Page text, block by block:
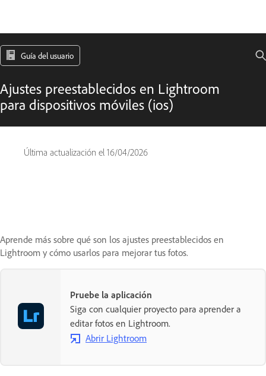
Guía del usuario
Ajustes preestablecidos en Lightroom
para dispositivos móviles (ios)
Última actualización el 16/04/2026
Aprende más sobre qué son los ajustes preestablecidos en
Lightroom y cómo usarlos para mejorar tus fotos.
Pruebe la aplicación
Siga con cualquier proyecto para aprender a
editar fotos en Lightroom.
Abrir Lightroom